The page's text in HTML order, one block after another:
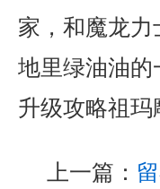
家，和魔龙
地里绿油油
升级攻略祖
上一篇：